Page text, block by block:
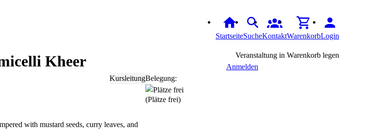
StartseiteSucheKontaktWarenkorbLogin
Kheer
Kursleitung
with mustard seeds, curry leaves, and
Veranstaltung in Warenkorb legen
Anmelden
Belegung:
(Plätze frei)